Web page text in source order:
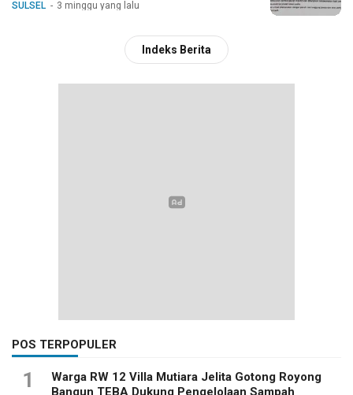
SULSEL 3 minggu yang lalu
Indeks Berita
POS TERPOPULER
1
Warga RW 12 Villa Mutiara Jelita Gotong Royong
Bangun TEBA Dukung Pengelolaan Sampah